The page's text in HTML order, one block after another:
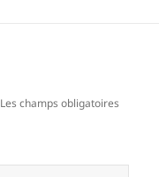
Les champs obligatoires